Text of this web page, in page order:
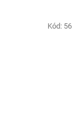
Kód: 56